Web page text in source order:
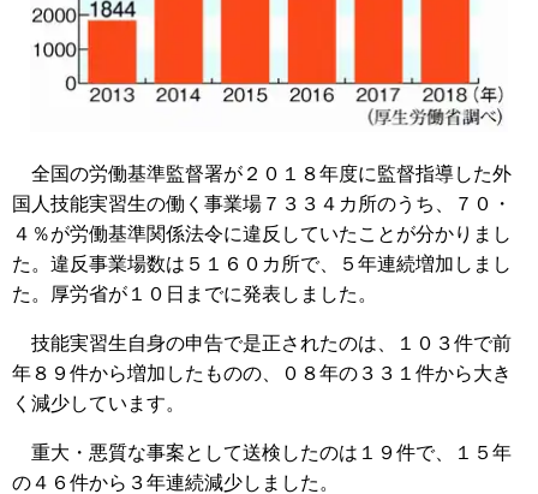
全国の労働基準監督署が２０１８年度に監督指導した外
国人技能実習生の働く事業場７３３４カ所のうち、７０・
４％が労働基準関係法令に違反していたことが分かりまし
た。違反事業場数は５１６０カ所で、５年連続増加しまし
た。厚労省が１０日までに発表しました。
技能実習生自身の申告で是正されたのは、１０３件で前
年８９件から増加したものの、０８年の３３１件から大き
く減少しています。
重大・悪質な事案として送検したのは１９件で、１５年
の４６件から３年連続減少しました。